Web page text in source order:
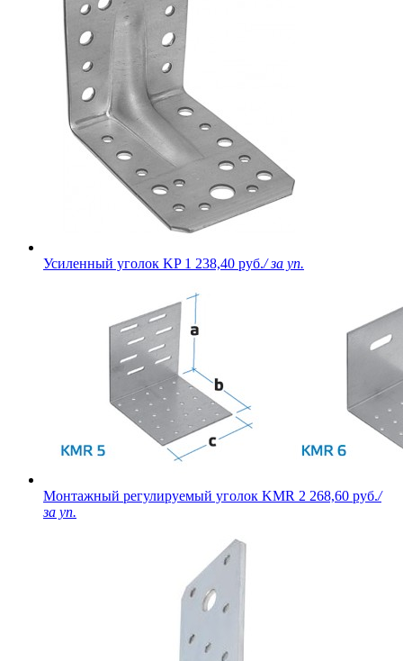
Усиленный уголок KP 1 238,40 руб./ за уп.
Монтажный регулируемый уголок KMR 2 268,60 руб./
за уп.